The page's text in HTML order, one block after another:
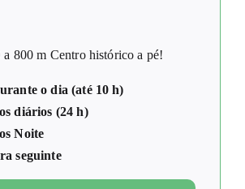
800 m Centro histórico a pé!
o dia (até 10 h)
diários (24 h)
Noite
seguinte